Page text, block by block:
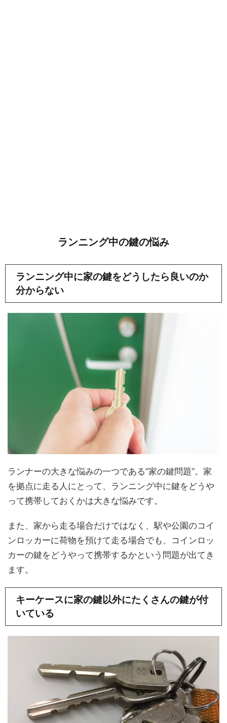
ランニング中の鍵の悩み
ランニング中に家の鍵をどうしたら良いのか
分からない
ランナーの大きな悩みの一つである”家の鍵問題”。家
を拠点に走る人にとって、ランニング中に鍵をどうや
って携帯しておくかは大きな悩みです。
また、家から走る場合だけではなく、駅や公園のコイ
ンロッカーに荷物を預けて走る場合でも、コインロッ
カーの鍵をどうやって携帯するかという問題が出てき
ます。
キーケースに家の鍵以外にたくさんの鍵が付
いている